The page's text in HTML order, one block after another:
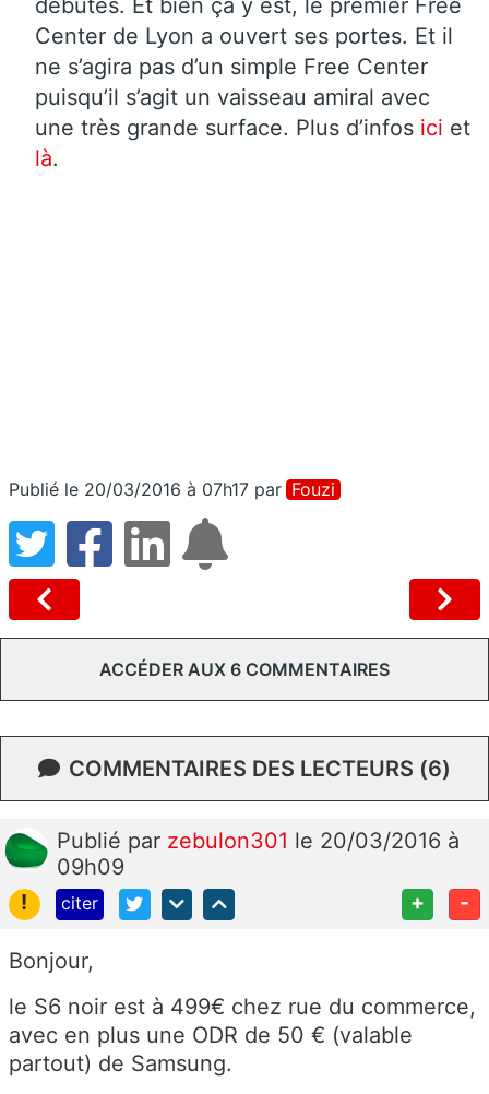
débutés. Et bien ça y est, le premier Free
Center de Lyon a ouvert ses portes. Et il
ne s’agira pas d’un simple Free Center
puisqu’il s’agit un vaisseau amiral avec
une très grande surface. Plus d’infos ici et
là.
Publié le 20/03/2016 à 07h17 par Fouzi
ACCÉDER AUX 6 COMMENTAIRES
COMMENTAIRES DES LECTEURS (6)
Publié par zebulon301 le 20/03/2016 à
09h09
!
citer + -
Bonjour,
le S6 noir est à 499€ chez rue du commerce,
avec en plus une ODR de 50 € (valable
partout) de Samsung.